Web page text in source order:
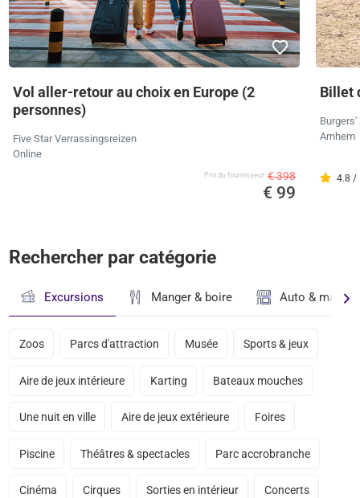
Vol aller-retour au choix en Europe (2
personnes)
Five Star Verrassingsreizen
Online
Prix ​​du fournisseur € 398
€ 99
Billet
Burgers'
Arnhem
4.8 /
Rechercher par catégorie
Excursions Manger & boire Auto &
Zoos Parcs d'attraction Musée Sports & jeux
Aire de jeux intérieure Karting Bateaux mouches
Une nuit en ville Aire de jeux extérieure Foires
Piscine Théâtres & spectacles Parc accrobranche
Cinéma Cirques Sorties en intérieur Concerts